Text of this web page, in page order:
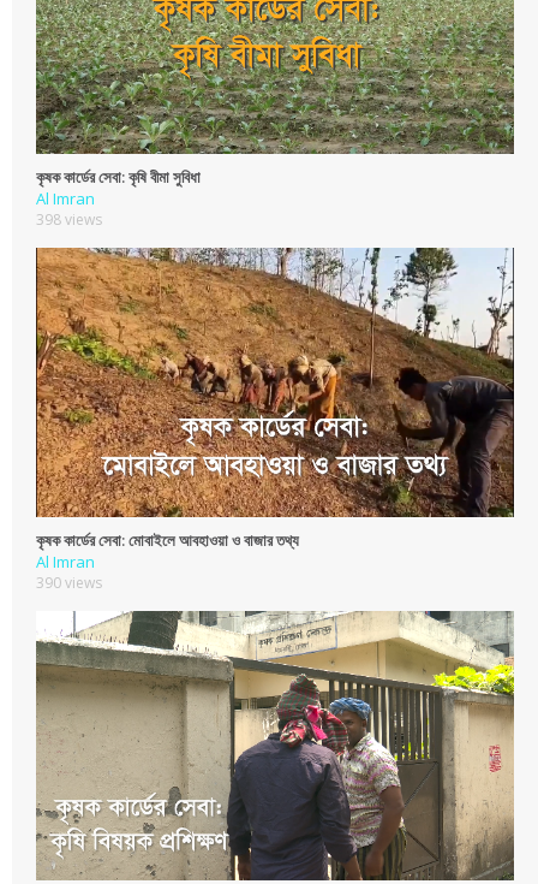
কৃষক কার্ডের সেবা: কৃষি বীমা সুবিধা
Al Imran
398 views
কৃষক কার্ডের সেবা: মোবাইলে আবহাওয়া ও বাজার তথ্য
Al Imran
390 views